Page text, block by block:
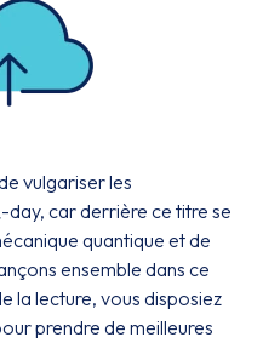
vulgariser les
car derrière ce titre se
quantique et de
ensemble dans ce
la lecture, vous disposiez
prendre de meilleures